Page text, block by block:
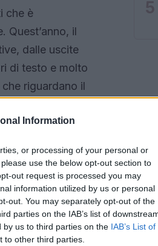
Information
or processing of your personal or
use the below opt-out section to
out request is processed you may
information utilized by us or personal
out. You may separately opt-out of the
parties on the IAB’s list of
by us to third parties on the IAB’s List of
to other third parties.
che è
Quest’anno, il
dalle uscite
di testo e molto
riguardano il